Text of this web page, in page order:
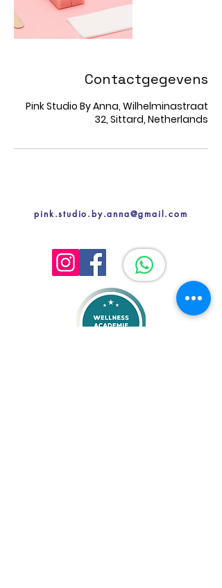
Contactgegevens
Pink Studio By Anna, Wilhelminastraat
32, Sittard, Netherlands
pink.studio.by.anna@gmail.com